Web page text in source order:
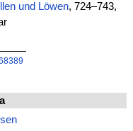
und Löwen, 724–743,